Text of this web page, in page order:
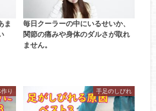
ま
毎日クーラーの中にいるせいか、
関節の痛みや身体のダルさが取れ
ません。
り 手足のしびれ